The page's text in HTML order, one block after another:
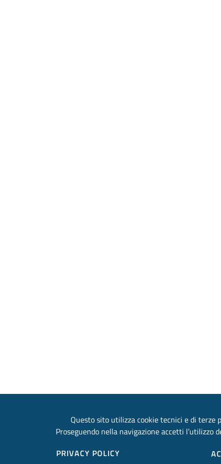
Questo sito utilizza cookie tecnici e di terze
Proseguendo nella navigazione accetti l’utilizzo
PRIVACY POLICY